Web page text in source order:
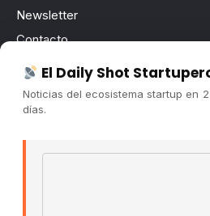
Newsletter
Contacto
Publicidad
Convocatorias
El Daily Shot
Noticias del ecosistema startup en
días.